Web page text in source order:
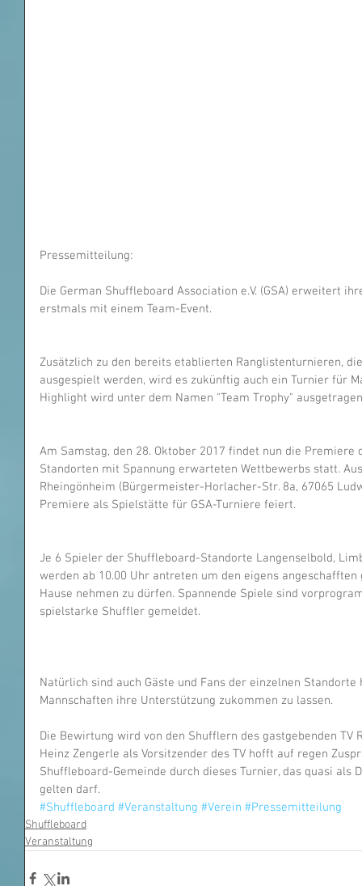
Pressemitteilung:
Die German Shuffleboard Association e.V. (GSA) erweitert
erstmals mit einem Team-Event.
Zusätzlich zu den bereits etablierten Ranglistenturnieren,
ausgespielt werden, wird es zukünftig auch ein Turnier für
Highlight wird unter dem Namen "Team Trophy"
Am Samstag, den 28. Oktober 2017 findet nun die
Standorten mit Spannung erwarteten Wettbewerbs statt.
Rheingönheim (Bürgermeister-Horlacher-Str. 8a, 67065
Premiere als Spielstätte für GSA-Turniere feiert.
Je 6 Spieler der Shuffleboard-Standorte Langenselbold,
werden ab 10.00 Uhr antreten um den eigens
Hause nehmen zu dürfen. Spannende Spiele sind
spielstarke Shuffler gemeldet.
Natürlich sind auch Gäste und Fans der einzelnen
Mannschaften ihre Unterstützung zukommen zu lassen.
Die Bewirtung wird von den Shufflern des gastgebenden TV
Heinz Zengerle als Vorsitzender des TV hofft auf regen
Shuffleboard-Gemeinde durch dieses Turnier, das quasi als
gelten darf.
#Shuffleboard #Veranstaltung #Verein #Pressemitteilung
Shuffleboard
Veranstaltung